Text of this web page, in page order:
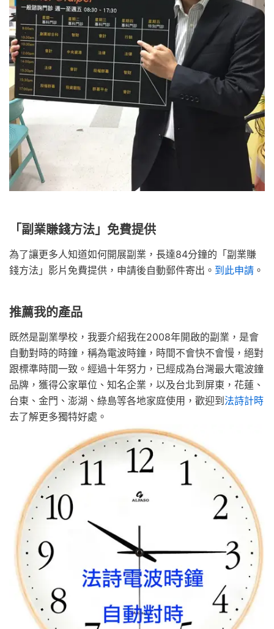
「副業賺錢方法」免費提供
為了讓更多人知道如何開展副業，長達84分鐘的「副業賺
錢方法」影片免費提供，申請後自動郵件寄出。 到此申請 。
推薦我的產品
既然是副業學校，我要介紹我在2008年開啟的副業，是會
自動對時的時鐘，稱為電波時鐘，時間不會快不會慢，絕對
跟標準時間一致。經過十年努力，已經成為台灣最大電波鐘
品牌，獲得公家單位、知名企業，以及台北到屏東，花蓮、
台東、金門、澎湖、綠島等各地家庭使用，歡迎到 法詩計時
去了解更多獨特好處。